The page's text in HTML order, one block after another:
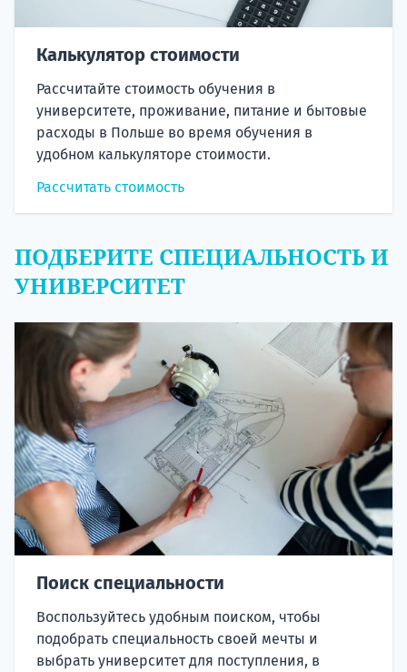
Калькулятор стоимости
Рассчитайте стоимость обучения в
университете, проживание, питание и бытовые
расходы в Польше во время обучения в
удобном калькуляторе стоимости.
Рассчитать стоимость
ПОДБЕРИТЕ СПЕЦИАЛЬНОСТЬ И
УНИВЕРСИТЕТ
Поиск специальности
Воспользуйтесь удобным поиском, чтобы
подобрать специальность своей мечты и
выбрать университет для поступления, в